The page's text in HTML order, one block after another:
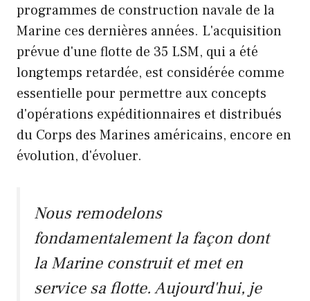
programmes de construction navale de la
Marine ces dernières années. L'acquisition
prévue d'une flotte de 35 LSM, qui a été
longtemps retardée, est considérée comme
essentielle pour permettre aux concepts
d'opérations expéditionnaires et distribués
du Corps des Marines américains, encore en
évolution, d'évoluer.
Nous remodelons
fondamentalement la façon dont
la Marine construit et met en
service sa flotte. Aujourd'hui, je